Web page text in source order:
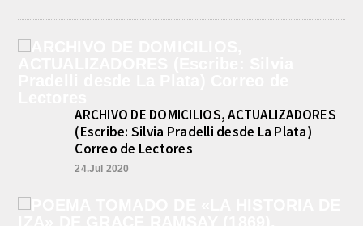
ARCHIVO DE DOMICILIOS, ACTUALIZADORES
(Escribe: Silvia Pradelli desde La Plata)
Correo de Lectores
24.Jul 2020